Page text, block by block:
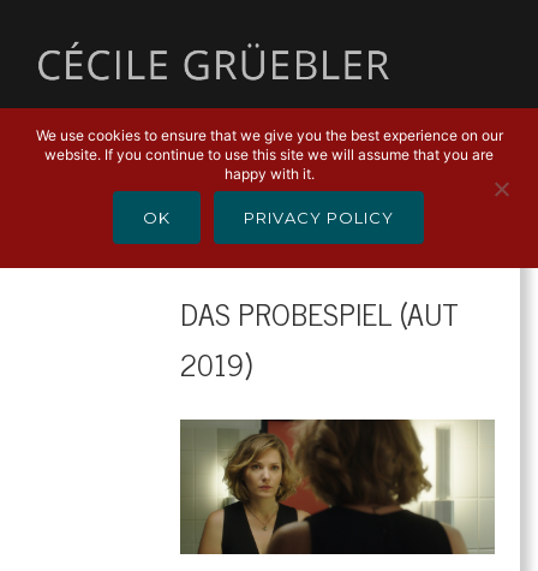
FILM
DAS PROBESPIEL (AUT
2019)
We use cookies to ensure that we give you the best experience on our
website. If you continue to use this site we will assume that you are
happy with it.
OK PRIVACY POLICY